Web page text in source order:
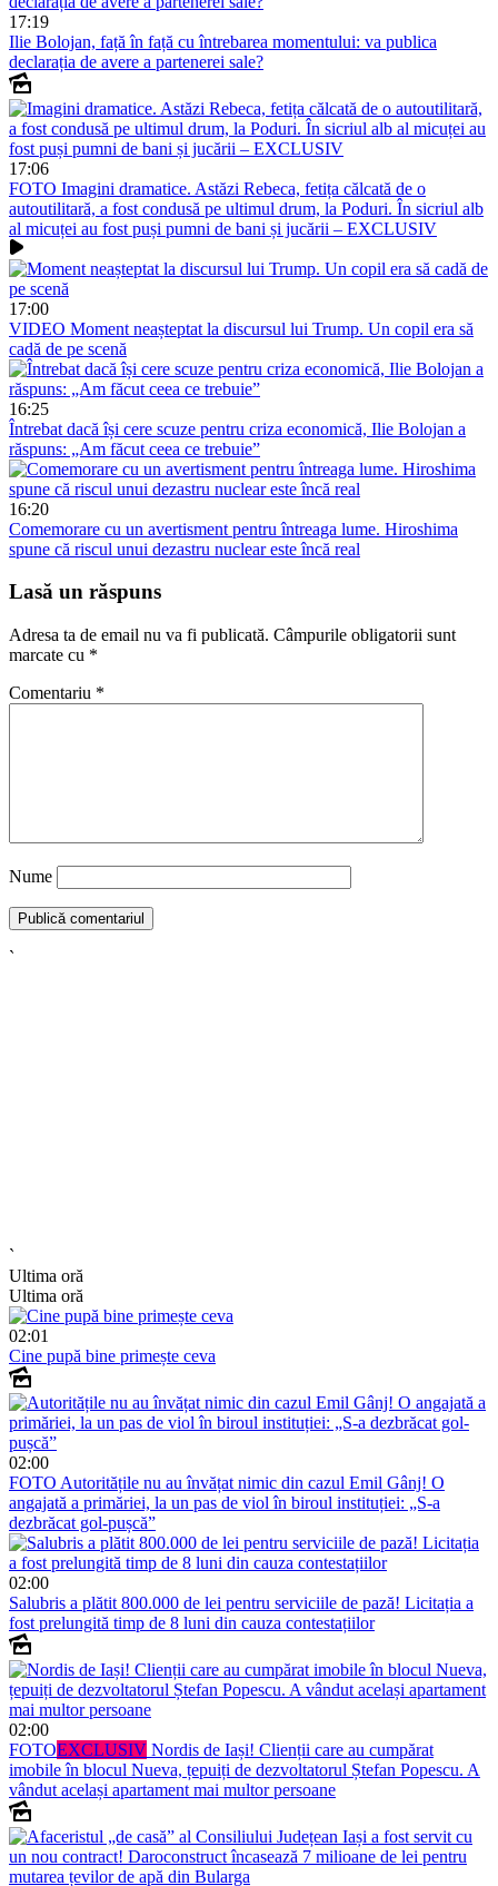
17:19
Ilie Bolojan, față în față cu întrebarea momentului: va publica
declarația de avere a partenerei sale?
17:06
FOTO Imagini dramatice. Astăzi Rebeca, fetița călcată de o
autoutilitară, a fost condusă pe ultimul drum, la Poduri. În sicriul alb
al micuței au fost puși pumni de bani și jucării – EXCLUSIV
17:00
VIDEO Moment neașteptat la discursul lui Trump. Un copil era să
cadă de pe scenă
16:25
Întrebat dacă își cere scuze pentru criza economică, Ilie Bolojan a
răspuns: „Am făcut ceea ce trebuie”
16:20
Comemorare cu un avertisment pentru întreaga lume. Hiroshima
spune că riscul unui dezastru nuclear este încă real
Lasă un răspuns
Adresa ta de email nu va fi publicată. Câmpurile obligatorii sunt
marcate cu *
Comentariu *
Nume
`
`
Ultima oră
Ultima oră
02:01
Cine pupă bine primește ceva
02:00
FOTO Autoritățile nu au învățat nimic din cazul Emil Gânj! O
angajată a primăriei, la un pas de viol în biroul instituției: „S-a
dezbrăcat gol-pușcă”
02:00
Salubris a plătit 800.000 de lei pentru serviciile de pază! Licitația a
fost prelungită timp de 8 luni din cauza contestațiilor
02:00
FOTOEXCLUSIV Nordis de Iași! Clienții care au cumpărat
imobile în blocul Nueva, țepuiți de dezvoltatorul Ștefan Popescu. A
vândut același apartament mai multor persoane